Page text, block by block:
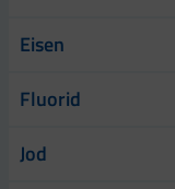
Eisen
Fluorid
Jod